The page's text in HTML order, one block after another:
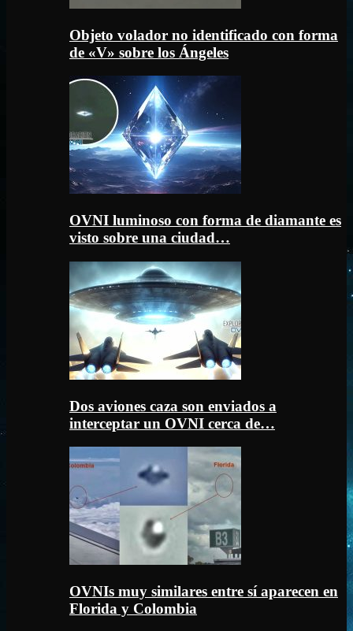
Objeto volador no identificado con forma
de «V» sobre los Ángeles
OVNI luminoso con forma de diamante es
visto sobre una ciudad…
Dos aviones caza son enviados a
interceptar un OVNI cerca de…
OVNIs muy similares entre sí aparecen en
Florida y Colombia